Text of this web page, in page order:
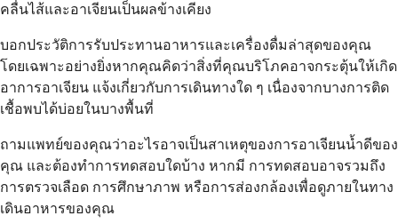
คลื่นไส้และอาเจียนเป็นผลข้างเคียง
บอกประวัติการรับประทานอาหารและเครื่องดื่มล่าสุดของคุณ
โดยเฉพาะอย่างยิ่งหากคุณคิดว่าสิ่งที่คุณบริโภคอาจกระตุ้นให้เกิด
อาการอาเจียน แจ้งเกี่ยวกับการเดินทางใด ๆ เนื่องจากบางการติด
เชื้อพบได้บ่อยในบางพื้นที่
ถามแพทย์ของคุณว่าอะไรอาจเป็นสาเหตุของการอาเจียนน้ำดีของ
คุณ และต้องทำการทดสอบใดบ้าง หากมี การทดสอบอาจรวมถึง
การตรวจเลือด การศึกษาภาพ หรือการส่องกล้องเพื่อดูภายในทาง
เดินอาหารของคุณ